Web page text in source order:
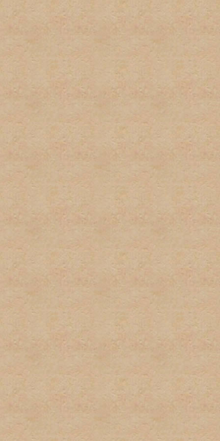
2. No habrá uso excesivo
mantengan este tipo del
3. Cada usuario tiene
suplantación de terceros
instancia habrá una
instacia el usuario sera
o herir algun otro
5. El spam no será
con el propósito de
7. Se tratará de poner
deberá tomar el tiempo
descripciones de los
puestos en las áreas
preguntas, asi como los